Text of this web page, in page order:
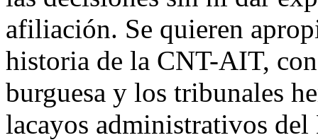
afiliación. Se quieren
historia de la CNT-AIT,
burguesa y los tribunales
lacayos administrativos